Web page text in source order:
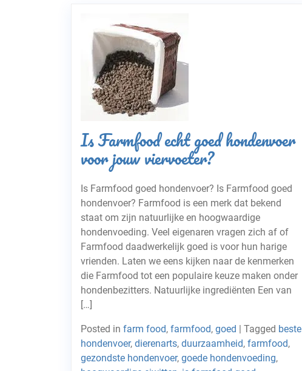
Is Farmfood echt goed hondenvoer
voor jouw viervoeter?
Is Farmfood goed hondenvoer? Is Farmfood goed
hondenvoer? Farmfood is een merk dat bekend
staat om zijn natuurlijke en hoogwaardige
hondenvoeding. Veel eigenaren vragen zich af of
Farmfood daadwerkelijk goed is voor hun harige
vrienden. Laten we eens kijken naar de kenmerken
die Farmfood tot een populaire keuze maken onder
hondenbezitters. Natuurlijke ingrediënten Een van
[…]
Posted in farm food, farmfood, goed | Tagged beste
hondenvoer, dierenarts, duurzaamheid, farmfood,
gezondste hondenvoer, goede hondenvoeding,